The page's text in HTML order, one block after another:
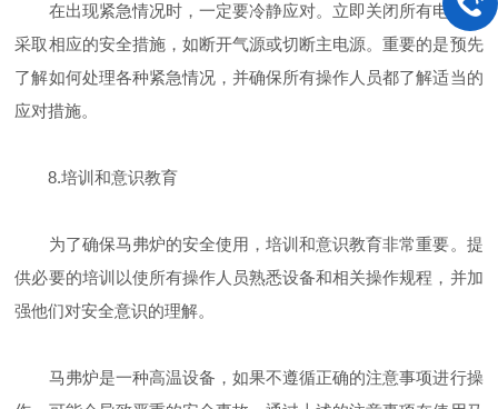
在出现紧急情况时，一定要冷静应对。立即关闭所有电源并
采取相应的安全措施，如断开气源或切断主电源。重要的是预先
了解如何处理各种紧急情况，并确保所有操作人员都了解适当的
应对措施。
8.培训和意识教育
为了确保马弗炉的安全使用，培训和意识教育非常重要。提
供必要的培训以使所有操作人员熟悉设备和相关操作规程，并加
强他们对安全意识的理解。
马弗炉是一种高温设备，如果不遵循正确的注意事项进行操